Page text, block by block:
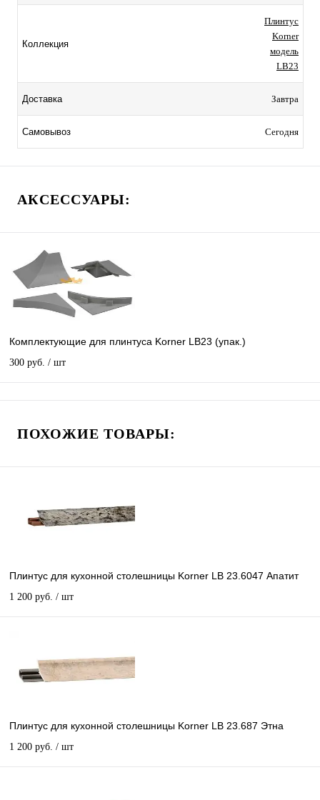
Коллекция
Плинтус
Korner
модель
LB23
Доставка Завтра
Самовывоз Сегодня
АКСЕССУАРЫ:
Комплектующие для плинтуса Korner LB23 (упак.)
300 руб. / шт
ПОХОЖИЕ ТОВАРЫ:
Плинтус для кухонной столешницы Korner LB 23.6047 Апатит
1 200 руб. / шт
Плинтус для кухонной столешницы Korner LB 23.687 Этна
1 200 руб. / шт